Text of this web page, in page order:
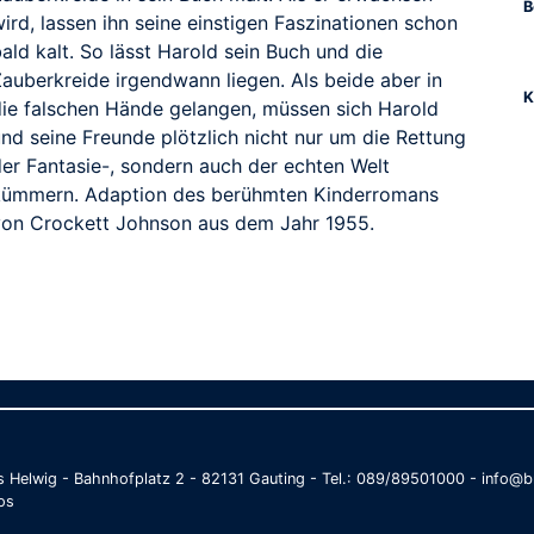
lassen ihn seine einstigen Faszinationen schon
kalt. So lässt Harold sein Buch und die
irgendwann liegen. Als beide aber in
falschen Hände gelangen, müssen sich Harold
seine Freunde plötzlich nicht nur um die Rettung
Fantasie-, sondern auch der echten Welt
Adaption des berühmten Kinderromans
Crockett Johnson aus dem Jahr 1955.
- Bahnhofplatz 2 - 82131 Gauting - Tel.: 089/89501000 -